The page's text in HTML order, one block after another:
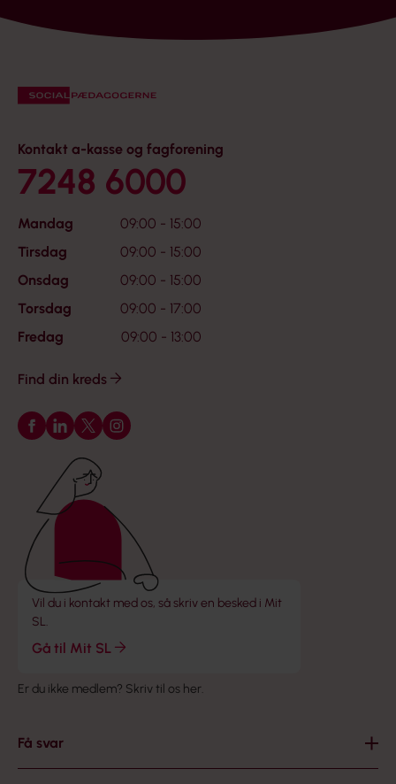
Kontakt a-kasse og fagforening
7248 6000
Mandag
09:00 - 15:00
Tirsdag
09:00 - 15:00
Onsdag
09:00 - 15:00
Torsdag
09:00 - 17:00
Fredag
09:00 - 13:00
Find din kreds
Følg os på Facebook
Følg os på LinkedIn
Følg os på X
Følg os på Instagram
Vil du i kontakt med os, så skriv en besked i Mit
SL.
Gå til Mit SL
Er du ikke medlem? Skriv til os her.
Få svar